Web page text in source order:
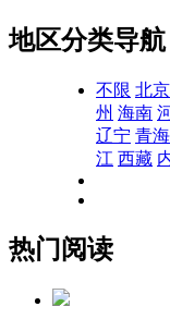
地区分类导航
不限 北京
州 海南
辽宁 青海
江 西藏
热门阅读